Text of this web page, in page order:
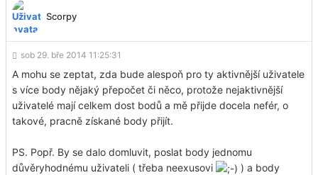
Scorpy
sob 29. bře 2014 11:25:31
A mohu se zeptat, zda bude alespoň pro ty aktivnější uživatele
s více body nějaký přepočet či něco, protože nejaktivnější
uživatelé mají celkem dost bodů a mě přijde docela nefér, o
takové, pracně získané body přijít.
PS. Popř. By se dalo domluvit, poslat body jednomu
důvěryhodnému uživateli ( třeba neexusovi
) a body